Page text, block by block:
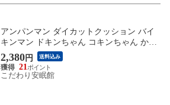
アンパンマン ダイカットクッション バイ
キンマン ドキンちゃん コキンちゃん かわ
いい キャラクター ギフト 出産祝い お誕生
日 ぬいぐるみ (約35×25cm/ ドキンちゃん)
【IHA-2220100DKPI】
2,380円 送料込み
21
こだわり安眠館